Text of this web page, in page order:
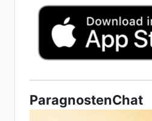
ParagnostenChat